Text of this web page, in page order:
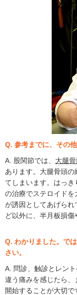
Q. 参考までに、その
A. 股関節では、 大腿
あります。大腿骨頭
てしまいます。はっ
の治療でステロイド
が誘因としてあげら
ど以外に、半月板損傷
Q. わかりました。で
さい。
A. 問診、触診とレン
違う痛みを感じたら
開始することが大切で